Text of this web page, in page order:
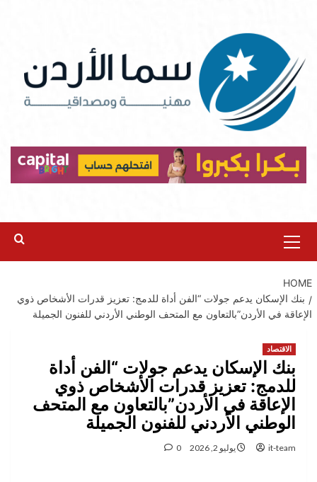
content
Menu
HOME
بنك الإسكان يدعم جولات “الفن أداة للدمج: تعزيز قدرات الأشخاص ذوي
الإعاقة في الأردن”بالتعاون مع المتحف الوطني الأردني للفنون الجميلة
الاقتصاد
بنك الإسكان يدعم جولات “الفن أداة
للدمج: تعزيز قدرات الأشخاص ذوي
الإعاقة في الأردن”بالتعاون مع المتحف
الوطني الأردني للفنون الجميلة
it-team يوليو 2, 2026 0